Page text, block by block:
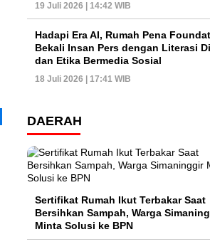
19 Juli 2026 | 14:42 WIB
Hadapi Era AI, Rumah Pena
Bekali Insan Pers dengan Literasi
dan Etika Bermedia Sosial
18 Juli 2026 | 17:41 WIB
DAERAH
Sertifikat Rumah Ikut Terbakar Saat
Bersihkan Sampah, Warga
Minta Solusi ke BPN